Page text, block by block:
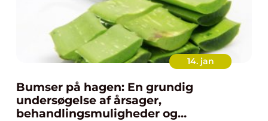
14. jan
Bumser på hagen: En grundig
undersøgelse af årsager,
behandlingsmuligheder og